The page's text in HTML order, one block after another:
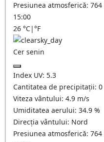
Presiunea atmosferică: 764
15:00
26 °C|°F
Cer senin
Index UV: 5.3
Cantitatea de precipitații: 0
Viteza vântului: 4.9 m/s
Umiditatea aerului: 34.9 %
Direcția vântului: Nord
Presiunea atmosferică: 764